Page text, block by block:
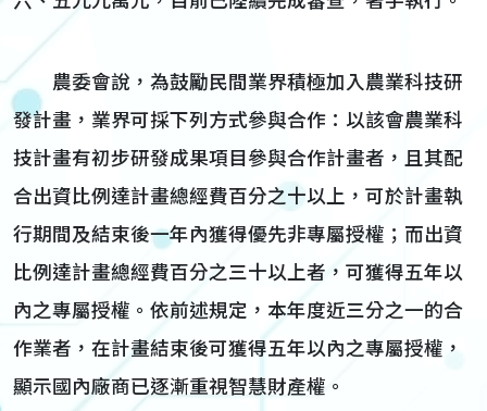
農委會說，為鼓勵民間業界積極加入農業科技研
發計畫，業界可採下列方式參與合作：以該會農業科
技計畫有初步研發成果項目參與合作計畫者，且其配
合出資比例達計畫總經費百分之十以上，可於計畫執
行期間及結束後一年內獲得優先非專屬授權；而出資
比例達計畫總經費百分之三十以上者，可獲得五年以
內之專屬授權。依前述規定，本年度近三分之一的合
作業者，在計畫結束後可獲得五年以內之專屬授權，
顯示國內廠商已逐漸重視智慧財產權。